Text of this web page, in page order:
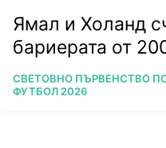
Ямал и Холанд
бариерата от
ПОВЕЧЕ ОТ
СВЕТОВНО ПЪРВЕНСТВО
ФУТБОЛ 2026